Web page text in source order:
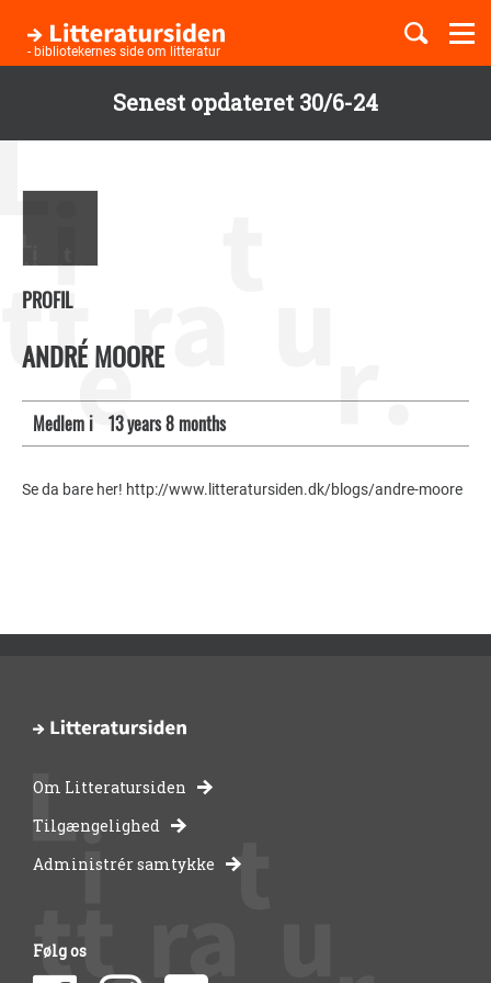
Senest opdateret 30/6-24
hovedindhold
- bibliotekernes side om litteratur
Børnebøger
PROFIL
ANDRÉ MOORE
Medlem i 13 years 8 months
Se da bare her! http://www.litteratursiden.dk/blogs/andre-moore
-
bibliotekernes
side
Om Litteratursiden
Tilgængelighed
Administrér samtykke
Følg os